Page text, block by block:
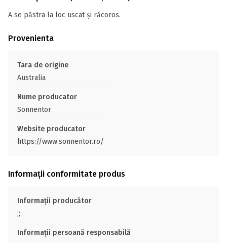
A se păstra la loc uscat și răcoros.
Provenienta
Tara de origine
Australia
Nume producator
Sonnentor
Website producator
https://www.sonnentor.ro/
Informații conformitate produs
Informații producător
;;
Informații persoană responsabilă